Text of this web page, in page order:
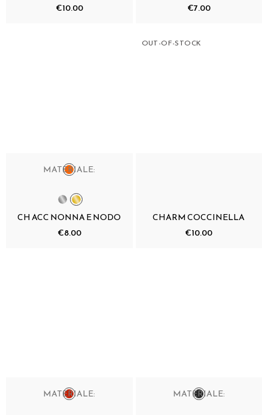
€10.00
€7.00
MATERIALE:
CH ACC NONNA E NODO
€8.00
OUT-OF-STOCK
CHARM COCCINELLA
€10.00
MATERIALE: MATERIALE: